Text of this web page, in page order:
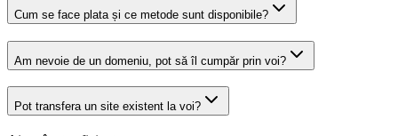
Cum se face plata și ce metode sunt disponibile?
Am nevoie de un domeniu, pot să îl cumpăr prin voi?
Pot transfera un site existent la voi?